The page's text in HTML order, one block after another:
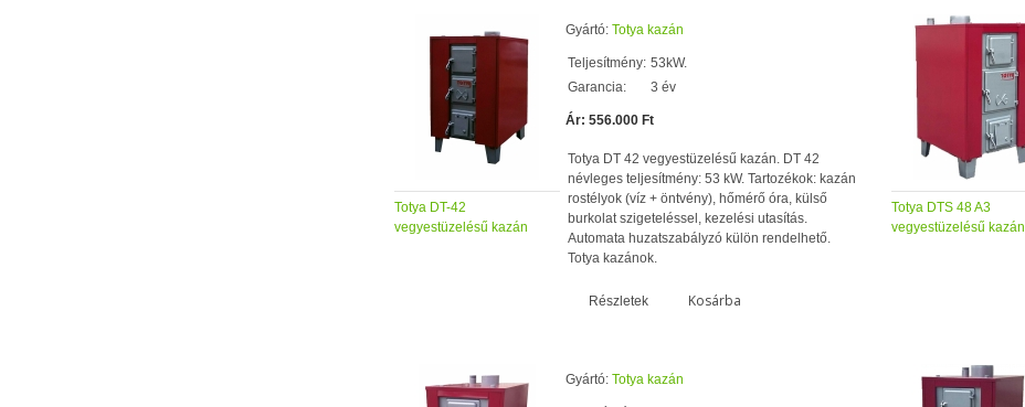
Totya DT-42
vegyestüzelésű kazán
Gyártó: Totya kazán
Teljesítmény: 53kW.
Garancia:
3 év
Ár: 556.000 Ft
Totya DT 42 vegyestüzelésű kazán. DT 42
névleges teljesítmény: 53 kW. Tartozékok: kazán
rostélyok (víz + öntvény), hőmérő óra, külső
burkolat szigeteléssel, kezelési utasítás.
Automata huzatszabályzó külön rendelhető.
Totya kazánok.
Részletek Kosárba
Totya DTS 48 A3
vegyestüzelésű kazán
Gyártó: Totya kazán